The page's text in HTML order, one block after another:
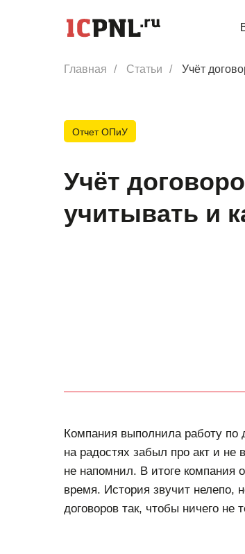
Главная / Статьи / Учёт
Отчет ОПиУ
Учёт
учитывать и
Компания выполнила работу по
на радостях забыл про акт и не
не напомнил. В итоге компания
время. История звучит нелепо,
договоров так, чтобы ничего